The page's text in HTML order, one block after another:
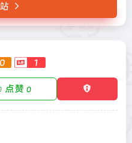
0 1
点赞 0